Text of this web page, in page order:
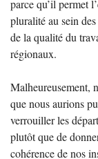
parce qu’il permet
pluralité au sein
de la qualité du
régionaux.
Malheureusement,
que nous aurions
verrouiller les
plutôt que de
cohérence de nos